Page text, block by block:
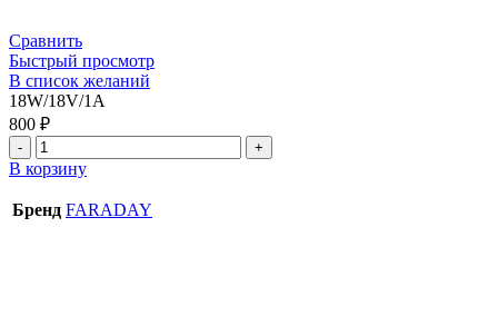
Сравнить
Быстрый просмотр
В список желаний
18W/18V/1A
800 ₽
В корзину
Бренд FARADAY